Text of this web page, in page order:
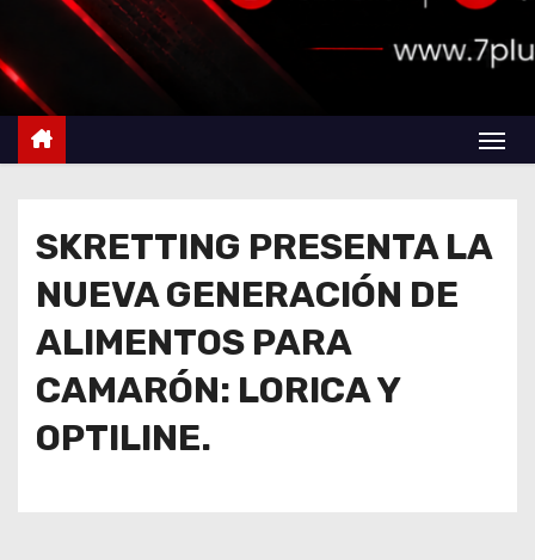
SKRETTING PRESENTA LA
NUEVA GENERACIÓN DE
ALIMENTOS PARA
CAMARÓN: LORICA Y
OPTILINE.